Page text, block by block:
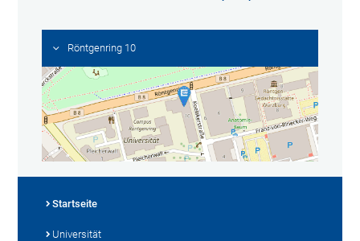
Röntgenring 10
Startseite
Universität